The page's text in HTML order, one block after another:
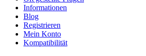
Informationen
Blog
Registrieren
Mein Konto
Kompatibilität